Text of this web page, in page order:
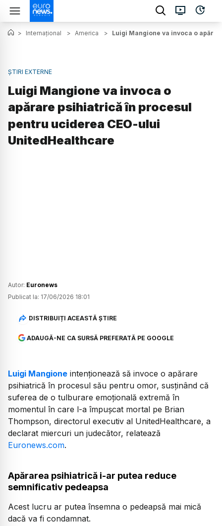
> Internațional > America > Luigi Mangione va invoca o
ȘTIRI EXTERNE
Luigi Mangione va invoca o
apărare psihiatrică în procesul
pentru uciderea CEO-ului
UnitedHealthcare
Autor: Euronews
Publicat la: 17/06/2026 18:01
DISTRIBUIȚI ACEASTĂ ȘTIRE
ADAUGĂ-NE CA SURSĂ PREFERATĂ PE GOOGLE
Luigi Mangione intenționează să invoce o apărare
psihiatrică în procesul său pentru omor, susținând că
suferea de o tulburare emoțională extremă în
momentul în care l-a împușcat mortal pe Brian
Thompson, directorul executiv al UnitedHealthcare, a
declarat miercuri un judecător, relatează
Euronews.com.
Apărarea psihiatrică i-ar putea reduce
semnificativ pedeapsa
Acest lucru ar putea însemna o pedeapsă mai mică
dacă va fi condamnat.